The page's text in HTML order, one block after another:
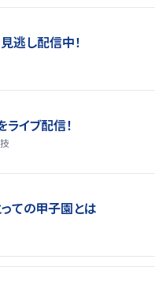
逃し配信中！
イブ配信！
ての甲子園とは